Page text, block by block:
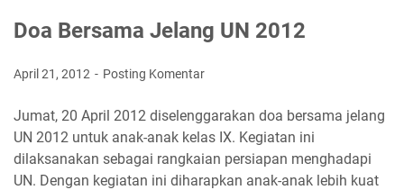
Doa Bersama Jelang UN 2012
April 21, 2012 Posting Komentar
Jumat, 20 April 2012 diselenggarakan doa bersama jelang
UN 2012 untuk anak-anak kelas IX. Kegiatan ini
dilaksanakan sebagai rangkaian persiapan menghadapi
UN. Dengan kegiatan ini diharapkan anak-anak lebih kuat